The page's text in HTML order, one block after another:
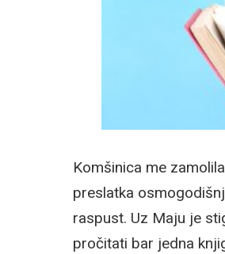
Komšinica me
preslatka
raspust. Uz Maju je
pročitati bar jedna